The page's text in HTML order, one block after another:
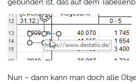
gebunden ist, das auf dem
Nun – dann kann man doch alle